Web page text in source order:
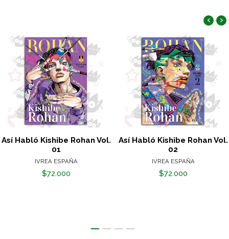
Así Habló Kishibe Rohan Vol.
01
IVREA ESPAÑA
$72.000
Así Habló Kishibe Rohan Vol.
02
IVREA ESPAÑA
$72.000
‹ ›